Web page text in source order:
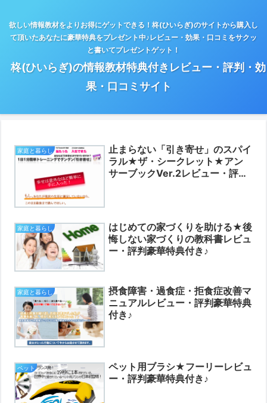
欲しい情報教材をよりお得にゲットできる！柊(ひいらぎ)のサイトから購入し
て頂いたあなたに豪華特典をプレゼント中♪レビュー・効果・口コミをサクッ
と書いてプレゼントゲット！
柊(ひいらぎ)の情報教材特典付きレビュー・評判・効
果・口コミサイト
家庭と暮らし
止まらない「引き寄せ」のスパイ
ラル★ザ・シークレット★アン
サーブックVer.2レビュー・評判
家庭と暮らし
はじめての家づくりを助ける★後
悔しない家づくりの教科書レビュ
ー・評判豪華特典付き♪
家庭と暮らし
摂食障害・過食症・拒食症改善マ
ニュアルレビュー・評判豪華特典
付き♪
ペット
ペット用ブラシ★フーリーレビュ
ー・評判豪華特典付き♪